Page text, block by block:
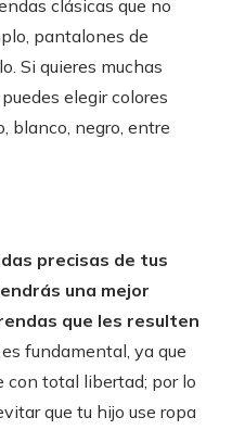
clásicas que no
pantalones de
Si quieres muchas
elegir colores
blanco, negro, entre
precisas de tus
una mejor
que les resulten
fundamental, ya que
con total libertad; por lo
que tu hijo use ropa